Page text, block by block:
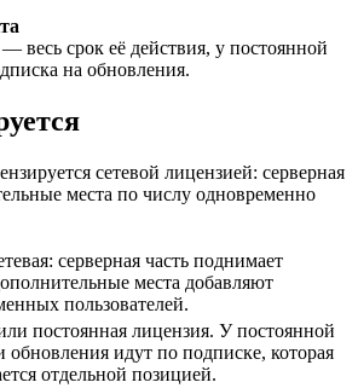
весь срок её действия, у постоянной
на обновления.
сетевой лицензией: серверная
места по числу одновременно
серверная часть поднимает
места добавляют
пользователей.
постоянная лицензия. У постоянной
обновления идут по подписке, которая
отдельной позицией.